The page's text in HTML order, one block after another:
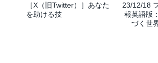
［X（旧Twitter）］あなた
を助ける技
23/12/18
報英語版
づく世